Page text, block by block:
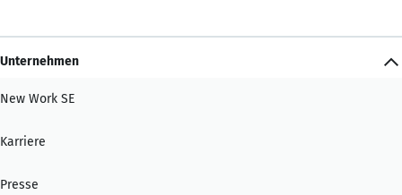
Unternehmen
New Work SE
Karriere
Presse